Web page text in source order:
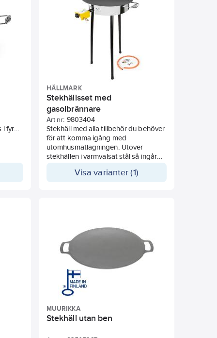
fyra
en
HÄLLMARK
Stekhällsset med
gasolbrännare
Art nr: 9803404
Stekhäll med alla tillbehör du behöver
för att komma igång med
utomhusmatlagningen. Utöver
stekhällen i varmvalsat stål så ingår
regulatorset.Visa varianter (1)
MUURIKKA
Stekhäll utan ben